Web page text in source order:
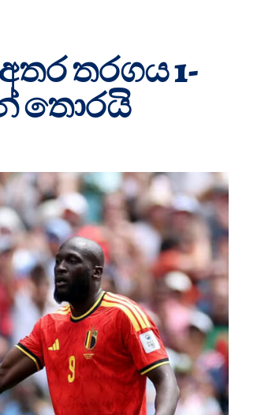
තරගය 1-
තොරයි